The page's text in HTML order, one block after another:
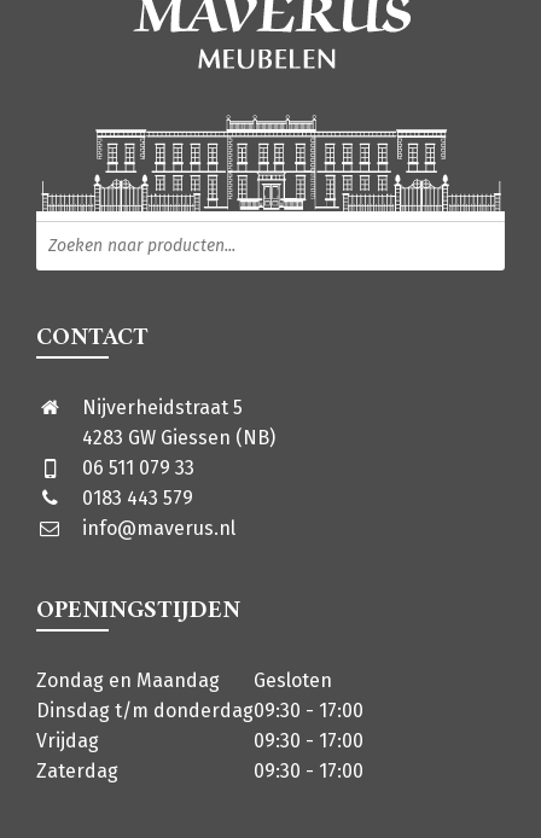
Producten zoeken
CONTACT
Nijverheidstraat 5
4283 GW Giessen (NB)
06 511 079 33
0183 443 579
info@maverus.nl
OPENINGSTIJDEN
Zondag en Maandag
Gesloten
Dinsdag t/m donderdag09:30 - 17:00
Vrijdag
09:30 - 17:00
Zaterdag
09:30 - 17:00